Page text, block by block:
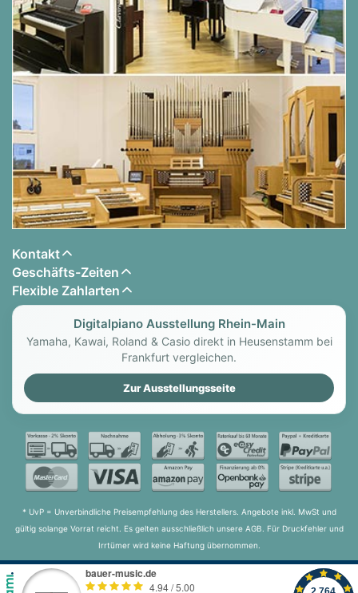
Kontakt
Geschäfts-Zeiten
Flexible Zahlarten
Digitalpiano Ausstellung Rhein-Main
Yamaha, Kawai, Roland & Casio direkt in Heusenstamm bei
Frankfurt vergleichen.
Zur Ausstellungsseite
* UvP = Unverbindliche Preisempfehlung des Herstellers. Angebote inkl. MwSt und
gültig solange Vorrat reicht. Es gelten ausschließlich unsere AGB. Für Druckfehler und
Irrtümer wird keine Haftung übernommen.